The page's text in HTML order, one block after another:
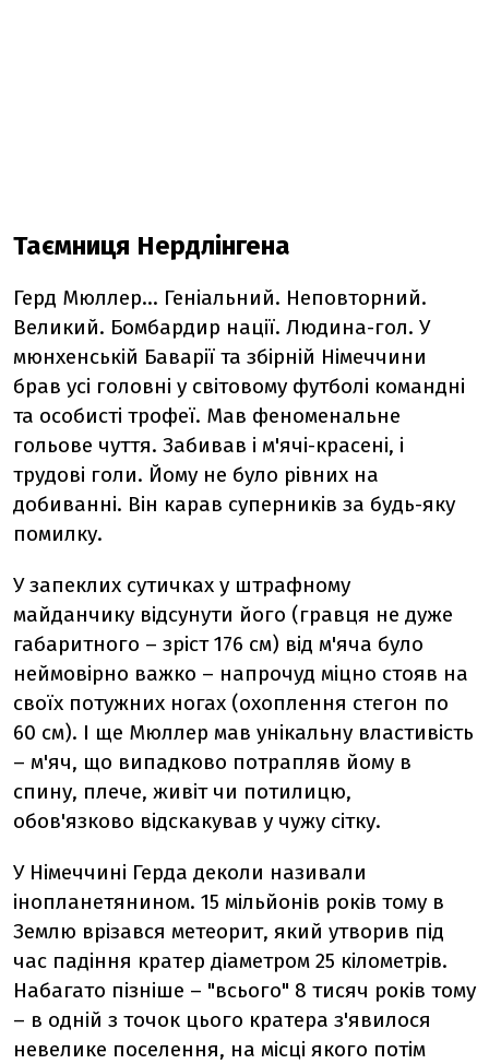
Таємниця Нердлінгена
Герд Мюллер... Геніальний. Неповторний.
Великий. Бомбардир нації. Людина-гол. У
мюнхенській Баварії та збірній Німеччини
брав усі головні у світовому футболі командні
та особисті трофеї. Мав феноменальне
гольове чуття. Забивав і м'ячі-красені, і
трудові голи. Йому не було рівних на
добиванні. Він карав суперників за будь-яку
помилку.
У запеклих сутичках у штрафному
майданчику відсунути його (гравця не дуже
габаритного – зріст 176 см) від м'яча було
неймовірно важко – напрочуд міцно стояв на
своїх потужних ногах (охоплення стегон по
60 см). І ще Мюллер мав унікальну властивість
– м'яч, що випадково потрапляв йому в
спину, плече, живіт чи потилицю,
обов'язково відскакував у чужу сітку.
У Німеччині Герда деколи називали
інопланетянином. 15 мільйонів років тому в
Землю врізався метеорит, який утворив під
час падіння кратер діаметром 25 кілометрів.
Набагато пізніше – "всього" 8 тисяч років тому
– в одній з точок цього кратера з'явилося
невелике поселення, на місці якого потім